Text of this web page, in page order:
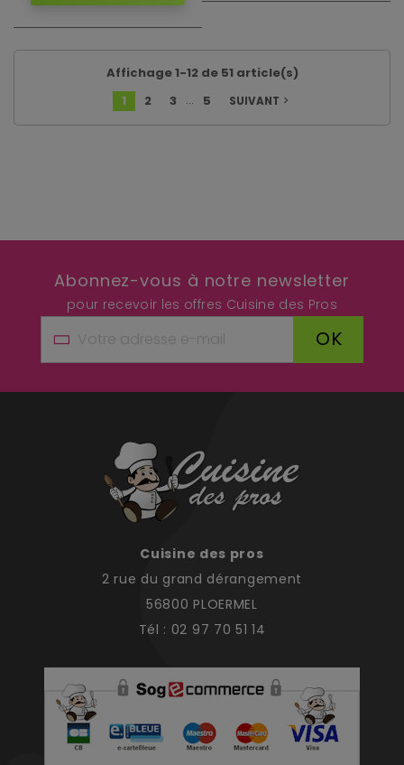
Affichage 1-12 de 51 article(s)
1
2 3 … 5 SUIVANT navigate_next
Abonnez-vous à notre newsletter
pour recevoir les offres Cuisine des Pros
OK
Cuisine des pros
2 rue du grand dérangement
56800 PLOERMEL
Tél : 02 97 70 51 14